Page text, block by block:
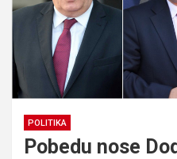
POLITIKA
Pobedu nose